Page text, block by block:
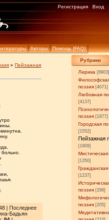
Авторы Помощь (FAQ)
Регистрация Вход
Рубрики
Лирика
поэзия [4071]
Любовная
[4137]
поэзия [1877]
Городская
[1552]
Пейзажная
[1909]
Мистическая
[1350]
Гражданская
[1237]
поэзия [296]
поэзия [205]
»Пейзажная
| Последнее
Бадьян